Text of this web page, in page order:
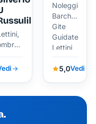
Noleggio
Barche,
Gite
Guidate,
Lettini
ed
Ombrelloni,
5,0Vedi